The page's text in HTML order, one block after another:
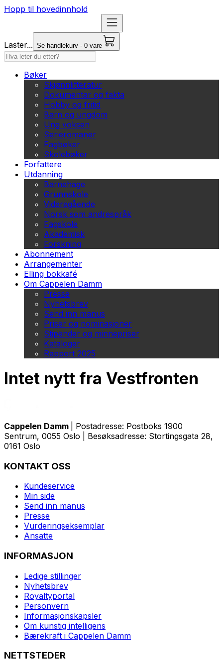
Hopp til hovedinnhold
Laster... Se handlekurv - 0 vare
Bøker
Skjønnlitteratur
Dokumentar og fakta
Hobby og fritid
Barn og ungdom
Ung voksen
Serieromaner
Fagbøker
Skolebøker
Forfattere
Utdanning
Barnehage
Grunnskole
Videregående
Norsk som andrespråk
Fagskole
Akademisk
Forskning
Abonnement
Arrangementer
Elling bokkafé
Om Cappelen Damm
Presse
Nyhetsbrev
Send inn manus
Priser og nominasjoner
Stipender og minnepriser
Kataloger
Rapport 2025
Intet nytt fra Vestfronten
Cappelen Damm
| Postadresse: Postboks 1900
Sentrum, 0055 Oslo | Besøksadresse: Stortingsgata 28,
0161 Oslo
KONTAKT OSS
Kundeservice
Min side
Send inn manus
Presse
Vurderingseksemplar
Ansatte
INFORMASJON
Ledige stillinger
Nyhetsbrev
Royaltyportal
Personvern
Informasjonskapsler
Om kunstig intelligens
Bærekraft i Cappelen Damm
NETTSTEDER